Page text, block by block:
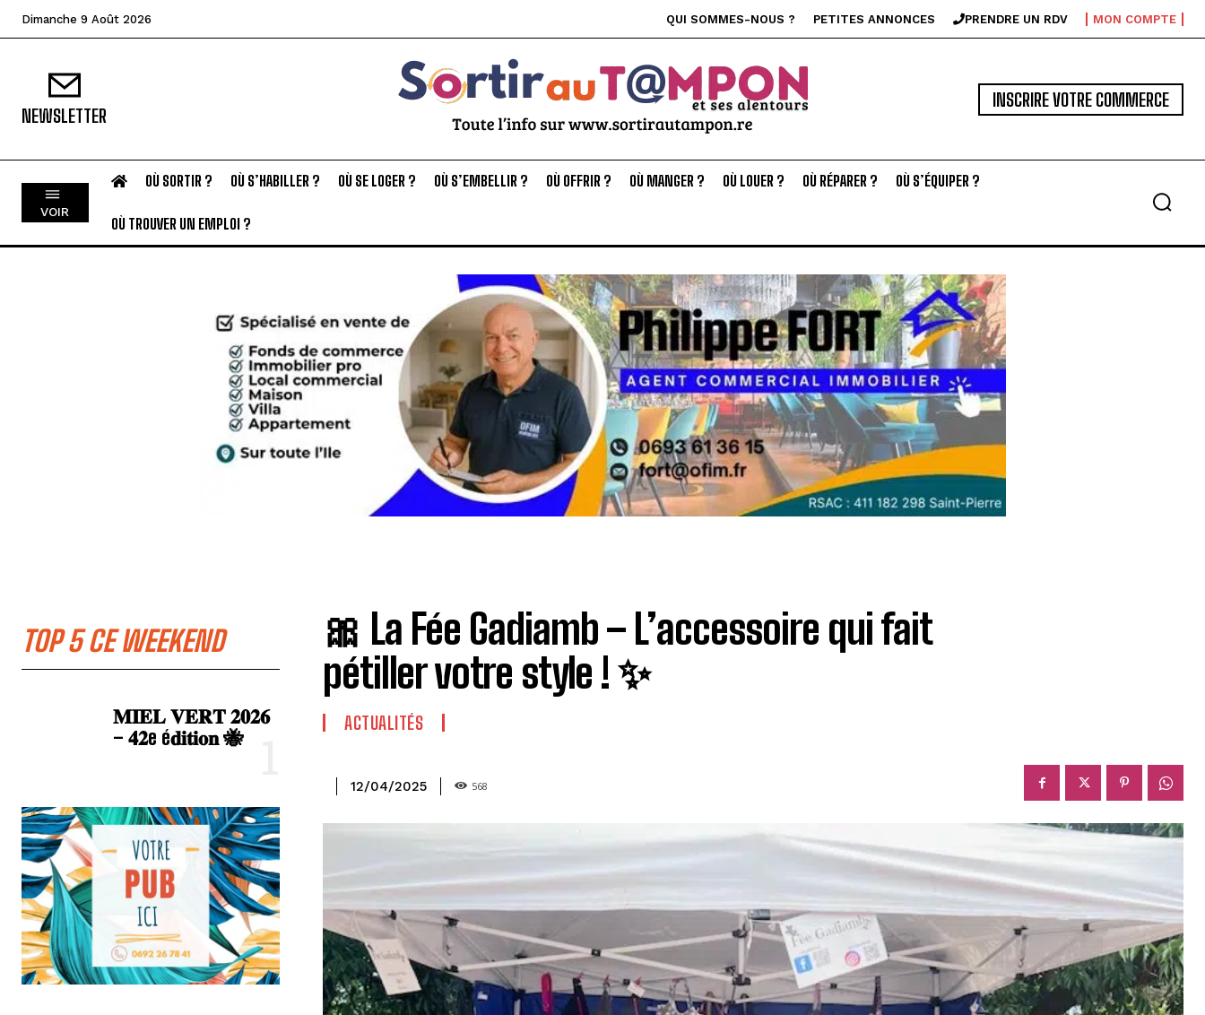
Dimanche 9 Août 2026 QUI SOMMES-NOUS ? PETITES ANNONCES PRENDRE UN RDV MON COMPTE
NEWSLETTER
INSCRIRE VOTRE COMMERCE
VOIR
OÙ SORTIR ? OÙ S’HABILLER ? OÙ SE LOGER ? OÙ S’EMBELLIR ? OÙ OFFRIR ? OÙ MANGER ? OÙ LOUER ? OÙ RÉPARER ? OÙ S’ÉQUIPER ?
OÙ TROUVER UN EMPLOI ?
TOP 5 CE WEEKEND
𝐌𝐈𝐄𝐋 𝐕𝐄𝐑𝐓 𝟐𝟎𝟐𝟔
– 𝟒𝟐e é𝐝𝐢𝐭𝐢𝐨𝐧 🐝
🎀 La Fée Gadiamb – L’accessoire qui fait
pétiller votre style ! ✨
ACTUALITÉS
12/04/2025 568